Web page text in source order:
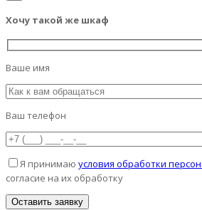
Хочу такой же шкаф
Ваше имя
Ваш телефон
Я принимаю условия обработки
согласие на их обработку